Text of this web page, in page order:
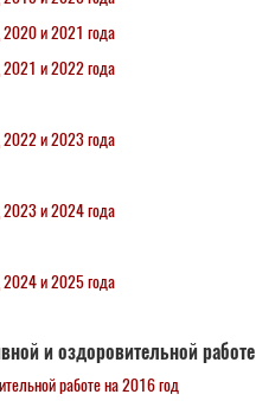
2020 и 2021 года
2021 и 2022 года
2022 и 2023 года
2023 и 2024 года
2024 и 2025 года
и оздоровительной работе
работе на 2016 год